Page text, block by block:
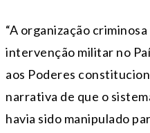
“A organização
intervenção militar no
aos Poderes
narrativa de que o
havia sido manipulado